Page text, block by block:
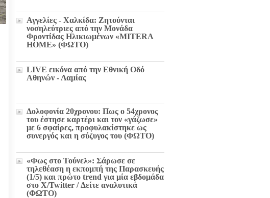
Αγγελίες - Χαλκίδα: Ζητούνται
νοσηλεύτριες από την Μονάδα
Φροντίδας Ηλικιωμένων «MITERA
HOME» (ΦΩΤΟ)
LIVE εικόνα από την Εθνική Οδό
Αθηνών - Λαμίας
Δολοφονία 20χρονου: Πως ο 54χρονος
του έστησε καρτέρι και τον «γάζωσε»
με 6 σφαίρες, προφυλακίστηκε ως
συνεργός και η σύζυγος του (ΦΩΤΟ)
«Φως στο Τούνελ»: Σάρωσε σε
τηλεθέαση η εκπομπή της Παρασκευής
(1/5) και πρώτο trend για μία εβδομάδα
στο X/Twitter / Δείτε αναλυτικά
(ΦΩΤΟ)